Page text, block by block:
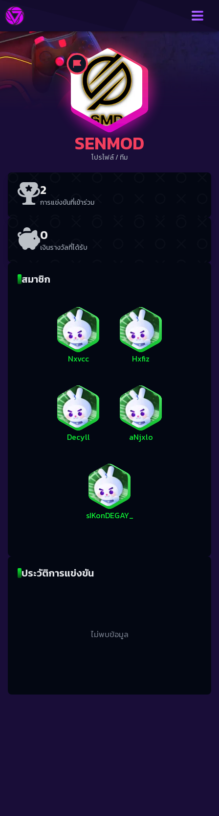
SENMOD
โปรไฟล์/ทีม
2
การแข่งขันที่เข้าร่วม
0
เงินรางวัลที่ได้รับ
สมาชิก
Nxvcc Hxfiz
Decyll aNjxlo
sIKonDEGAY_
ประวัติการแข่งขัน
ไม่พบข้อมูล